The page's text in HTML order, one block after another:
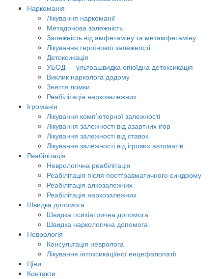
Наркоманія
Лікування наркоманії
Метадонова залежність
Залежність від амфетаміну та метамфетаміну
Лікування героїнової залежності
Детоксикація
УБОД — ультрашвидка опіоїдна детоксикація
Виклик нарколога додому
Зняття ломки
Реабілітація наркозалежних
Ігроманія
Лікування комп’ютерної залежності
Лікування залежності від азартних ігор
Лікування залежності від ставок
Лікування залежності від ігрових автоматів
Реабілітація
Неврологічна реабілітація
Реабілітація після посттравматичного синдрому
Реабілітація алкозалежних
Реабілітація наркозалежних
Швидка допомога
Швидка психіатрична допомога
Швидка наркологічна допомога
Неврологія
Консультація невролога
Лікування інтоксикаціїної енцефалопатії
Ціни
Контакти